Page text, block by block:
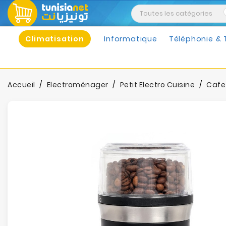
Climatisation Informatique Téléphonie &
Accueil Electroménager Petit Electro Cuisine